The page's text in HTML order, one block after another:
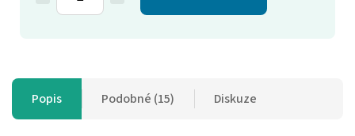
Popis Podobné (15) Diskuze